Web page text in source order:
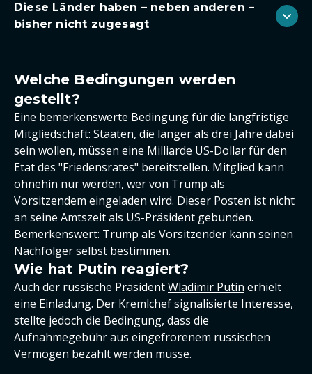
Diese Länder haben – neben anderen –
bisher nicht zugesagt
Welche Bedingungen werden
gestellt?
Eine bemerkenswerte Bedingung für die langfristige
Mitgliedschaft: Staaten, die länger als drei Jahre dabei
sein wollen, müssen eine Milliarde US-Dollar für den
Etat des "Friedensrates" bereitstellen. Mitglied kann
ohnehin nur werden, wer von Trump als
Vorsitzendem eingeladen wird. Dieser Posten ist nicht
an seine Amtszeit als US-Präsident gebunden.
Bemerkenswert: Trump als Vorsitzender kann seinen
Nachfolger selbst bestimmen.
Wie hat Putin reagiert?
Auch der russische PräsidentWladimir Putin erhielt
eine Einladung. Der Kremlchef signalisierte Interesse,
stellte jedoch die Bedingung, dass die
Aufnahmegebühr aus eingefrorenem russischen
Vermögen bezahlt werden müsse.